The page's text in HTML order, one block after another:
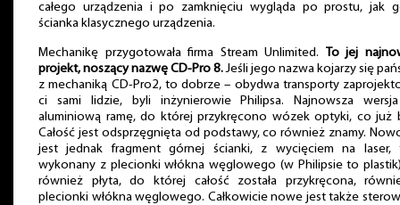
całego urządzenia i po zamknięciu wygląda po prostu, jak
ścianka klasycznego urządzenia.
Mechanikę przygotowała firma Stream Unlimited.
To jej
projekt, noszący nazwę CD-Pro 8.Jeśli jego nazwa kojarzy się
z mechaniką CD-Pro2, to dobrze – obydwa transporty
ci sami lidzie, byli inżynierowie Philipsa. Najnowsza
aluminiową ramę, do której przykręcono wózek optyki, co już
Całość jest odsprzęgnięta od podstawy, co również znamy.
jest jednak fragment górnej ścianki, z wycięciem na laser,
wykonany z plecionki włókna węglowego (w Philipsie to
również płyta, do której całość została przykręcona,
plecionki włókna węglowego. Całkowicie nowe jest także